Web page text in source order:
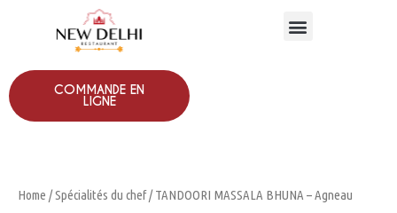
COMMANDE EN
LIGNE
Home /Spécialités du chef/ TANDOORI MASSALA BHUNA – Agneau